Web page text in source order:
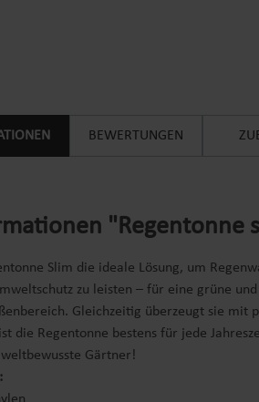
BEWERTUNGEN
"Regentonne
Slim die ideale Lösung, um
zu leisten – für eine grüne
Gleichzeitig überzeugt sie
die Regentonne bestens für jede
Gärtner!